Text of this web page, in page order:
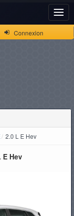
Connexion
2.0 L E Hev
E Hev